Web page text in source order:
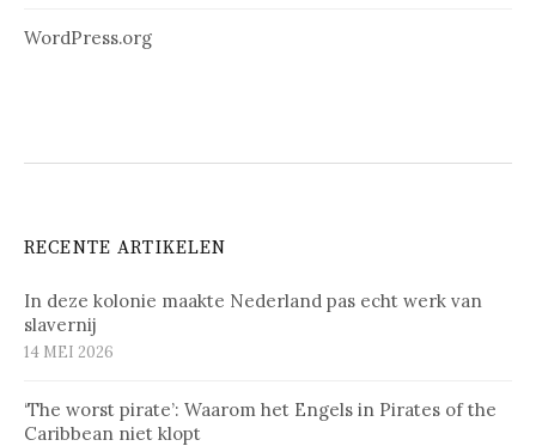
WordPress.org
RECENTE ARTIKELEN
In deze kolonie maakte Nederland pas echt werk van
slavernij
14 MEI 2026
‘The worst pirate’: Waarom het Engels in Pirates of the
Caribbean niet klopt